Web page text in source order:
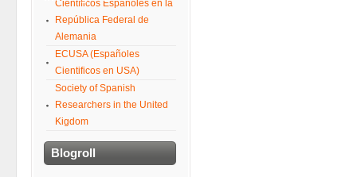
Científicos Españoles en la
República Federal de
Alemania
ECUSA (Españoles
Cientificos en USA)
Society of Spanish
Researchers in the United
Kigdom
Blogroll